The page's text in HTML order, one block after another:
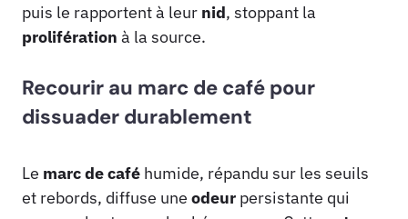
puis le rapportent à leur nid, stoppant la
prolifération à la source.
Recourir au marc de café pour
dissuader durablement
Le marc de café humide, répandu sur les seuils
et rebords, diffuse une odeur persistante qui